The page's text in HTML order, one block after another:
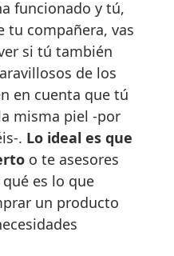
funcionado y tú,
tu compañera, vas
si tú también
de los
en cuenta que tú
misma piel -por
. Lo ideal es que
o te asesores
es lo que
un producto